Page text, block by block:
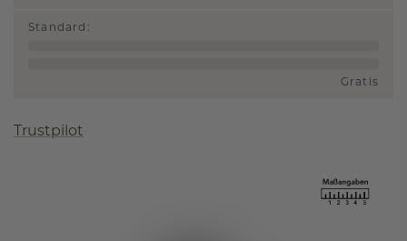
Standard :
Gratis
Trustpilot